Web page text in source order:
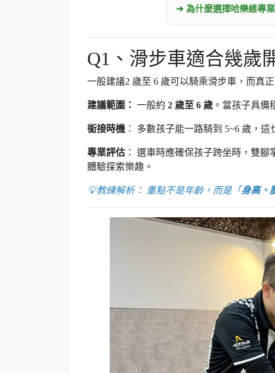
➔ 為什麼選擇哈樂維專
Q1、滑步車適合幾歲
一般建議2 歲至 6 歲可以騎乘滑步車，而真
建議範圍： 一般約 2 歲至 6 歲 。當孩子具備
銜接時機 ： 多數孩子能一路騎到 5~6 歲，
專業評估 ： 選車時應確保孩子跨坐時，雙
體驗探索樂趣。
💡教練解析： 重點不是年齡，而是「身高、